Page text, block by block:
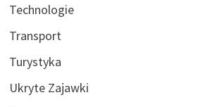
Technologie
Transport
Turystyka
Ukryte Zajawki